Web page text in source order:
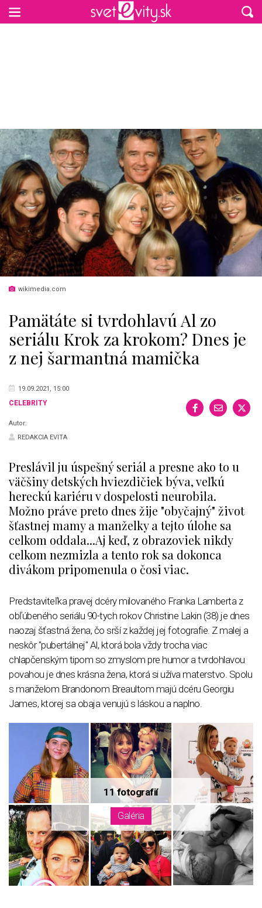
wikimedia.com
Pamätáte si tvrdohlavú Al zo
seriálu Krok za krokom? Dnes je
z nej šarmantná mamička
19.09.2021, 15:00
CELEBRITY
Autor:
REDAKCIA EVITA
Preslávil ju úspešný seriál a presne ako to u
väčšiny detských hviezdičiek býva, veľkú
hereckú kariéru v dospelosti neurobila.
Možno práve preto dnes žije "obyčajný" život
šťastnej mamy a manželky a tejto úlohe sa
celkom oddala...Aj keď, z obrazoviek nikdy
celkom nezmizla a tento rok sa dokonca
divákom pripomenula o čosi viac.
Predstaviteľka pravej dcéry milovaného Franka Lamberta z
obľúbeného seriálu 90-tych rokov Christine Lakin (38) je dnes
naozaj šťastná žena, čo srší z každej jej fotografie. Z malej a
neskôr "pubertálnej" Al, ktorá bola vždy trocha viac
chlapčenským tipom so zmyslom pre humor a tvrdohlavou
povahou je dnes krásna žena, ktorá si užíva materstvo. Spolu
s manželom Brandonom Breaultom majú dcéru Georgiu
James, ktorej sa obaja venujú s láskou a naplno.